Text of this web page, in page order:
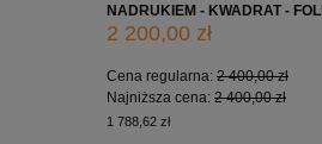
NADRUKIEM - KWADRAT -
2 200,00 zł
Cena regularna: 2 400,00 zł
Najniższa cena: 2 400,00 zł
1 788,62 zł